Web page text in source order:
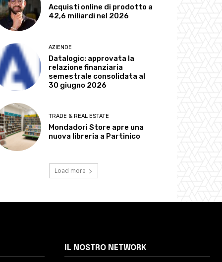
Acquisti online di prodotto a
42,6 miliardi nel 2026
AZIENDE
Datalogic: approvata la
relazione finanziaria
semestrale consolidata al
30 giugno 2026
TRADE & REAL ESTATE
Mondadori Store apre una
nuova libreria a Partinico
Load more
IL NOSTRO NETWORK